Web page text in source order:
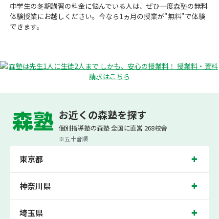
中学生の冬期講習の料金に悩んでいる人は、ぜひ一度森塾の無料
体験授業にお越しください。今なら1ヵ月の授業が"無料"で体験
できます。
個別指導なら森塾 お役立ちコンテンツ 中学生の冬期講習の料金相場はいくら？塾の選び
お近くの森塾を探す
個別指導塾の森塾 全国に直営 268校舎
※五十音順
東京都
神奈川県
埼玉県